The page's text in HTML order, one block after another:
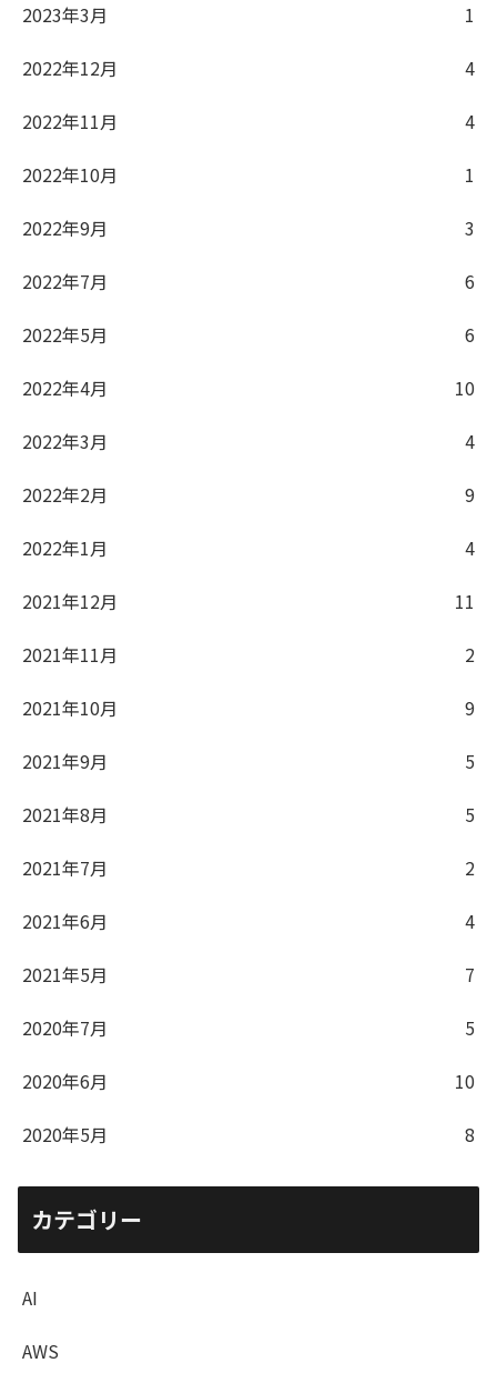
2023年3月
1
2022年12月
4
2022年11月
4
2022年10月
1
2022年9月
3
2022年7月
6
2022年5月
6
2022年4月
10
2022年3月
4
2022年2月
9
2022年1月
4
2021年12月
11
2021年11月
2
2021年10月
9
2021年9月
5
2021年8月
5
2021年7月
2
2021年6月
4
2021年5月
7
2020年7月
5
2020年6月
10
2020年5月
8
カテゴリー
AI
AWS